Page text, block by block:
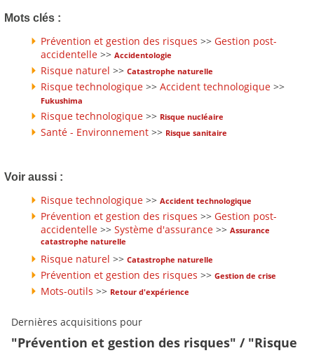
Mots clés :
Prévention et gestion des risques >> Gestion post-
accidentelle >> Accidentologie
Risque naturel >> Catastrophe naturelle
Risque technologique >> Accident technologique >>
Fukushima
Risque technologique >> Risque nucléaire
Santé - Environnement >> Risque sanitaire
Voir aussi :
Risque technologique >> Accident technologique
Prévention et gestion des risques >> Gestion post-
accidentelle >> Système d'assurance >> Assurance
catastrophe naturelle
Risque naturel >> Catastrophe naturelle
Prévention et gestion des risques >> Gestion de crise
Mots-outils >> Retour d'expérience
Dernières acquisitions pour
"Prévention et gestion des risques" / "Risque